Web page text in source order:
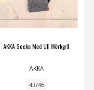
AKKA Socka Med Ull Mörkgrå
AKKA
43/46